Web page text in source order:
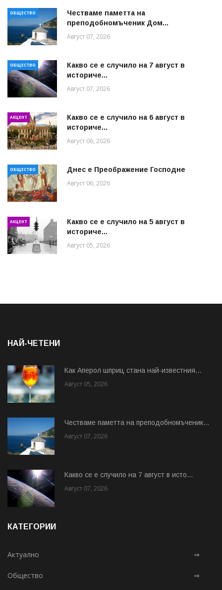
ОБЩЕСТВО
Честваме паметта на
преподобномъченик Дом...
Август 07, 2026
ОБЩЕСТВО
Какво се е случило на 7 август в
историче...
Август 07, 2026
АКЦЕНТ
Какво се е случило на 6 август в
историче...
Август 06, 2026
ОБЩЕСТВО Днес е Преображение Господне
Август 06, 2026
АКЦЕНТ
Какво се е случило на 5 август в
историче...
Август 05, 2026
НАЙ-ЧЕТЕНИ
Как Аперол шприц стана най-известния...
Август 05, 2026
Честваме паметта на преподобномъченик...
Август 07, 2026
Какво се е случило на 7 август в исто...
Август 07, 2026
КАТЕГОРИИ
Актуално ⇒
Общество ⇒